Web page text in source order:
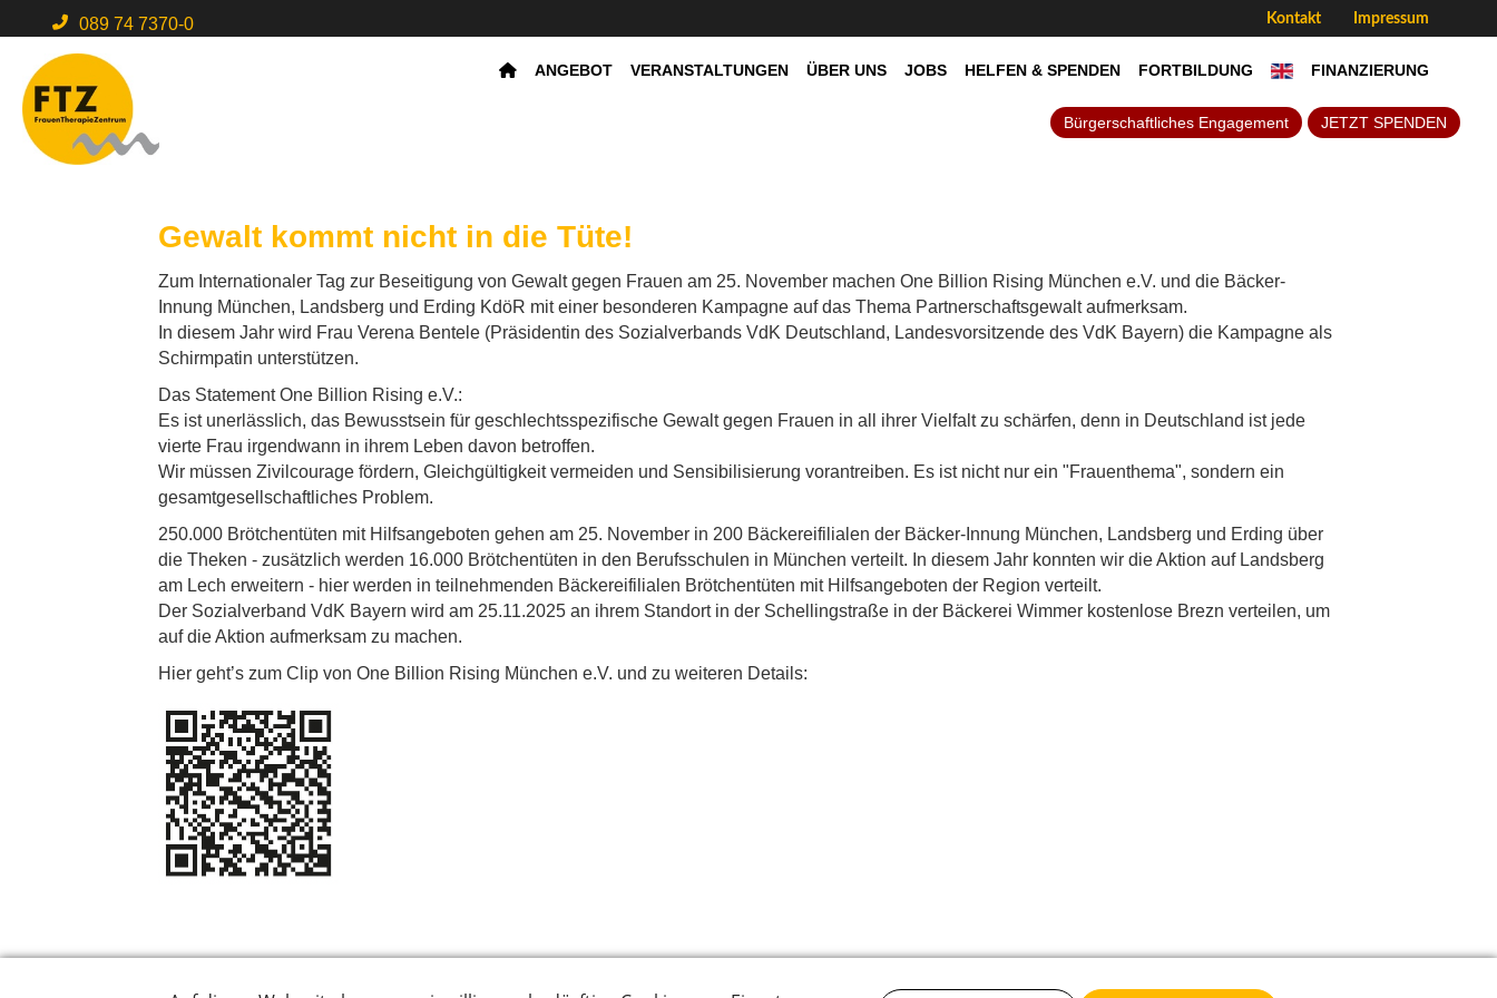
089 74 7370-0 Kontakt Impressum
ANGEBOT VERANSTALTUNGEN ÜBER UNS JOBS HELFEN & SPENDEN FORTBILDUNG FINANZIERUNG
Bürgerschaftliches Engagement JETZT SPENDEN
Gewalt kommt nicht in die Tüte!
Zum Internationaler Tag zur Beseitigung von Gewalt gegen Frauen am 25. November machen One Billion Rising München e.V. und die Bäcker-
Innung München, Landsberg und Erding KdöR mit einer besonderen Kampagne auf das Thema Partnerschaftsgewalt aufmerksam.
In diesem Jahr wird Frau Verena Bentele (Präsidentin des Sozialverbands VdK Deutschland, Landesvorsitzende des VdK Bayern) die Kampagne als
Schirmpatin unterstützen.
Das Statement One Billion Rising e.V.:
Es ist unerlässlich, das Bewusstsein für geschlechtsspezifische Gewalt gegen Frauen in all ihrer Vielfalt zu schärfen, denn in Deutschland ist jede
vierte Frau irgendwann in ihrem Leben davon betroffen.
Wir müssen Zivilcourage fördern, Gleichgültigkeit vermeiden und Sensibilisierung vorantreiben. Es ist nicht nur ein "Frauenthema", sondern ein
gesamtgesellschaftliches Problem.
250.000 Brötchentüten mit Hilfsangeboten gehen am 25. November in 200 Bäckereifilialen der Bäcker-Innung München, Landsberg und Erding über
die Theken - zusätzlich werden 16.000 Brötchentüten in den Berufsschulen in München verteilt. In diesem Jahr konnten wir die Aktion auf Landsberg
am Lech erweitern - hier werden in teilnehmenden Bäckereifilialen Brötchentüten mit Hilfsangeboten der Region verteilt.
Der Sozialverband VdK Bayern wird am 25.11.2025 an ihrem Standort in der Schellingstraße in der Bäckerei Wimmer kostenlose Brezn verteilen, um
auf die Aktion aufmerksam zu machen.
Hier geht’s zum Clip von One Billion Rising München e.V. und zu weiteren Details: